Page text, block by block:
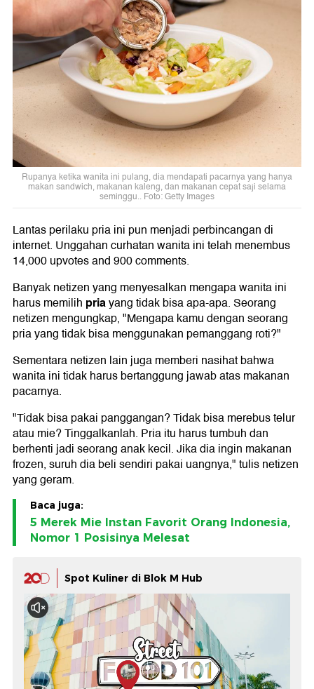
Rupanya ketika wanita ini pulang, dia mendapati pacarnya yang hanya
makan sandwich, makanan kaleng, dan makanan cepat saji selama
seminggu.. Foto: Getty Images
Lantas perilaku pria ini pun menjadi perbincangan di
internet. Unggahan curhatan wanita ini telah menembus
14,000 upvotes and 900 comments.
Banyak netizen yang menyesalkan mengapa wanita ini
harus memilih priayang tidak bisa apa-apa. Seorang
netizen mengungkap, "Mengapa kamu dengan seorang
pria yang tidak bisa menggunakan pemanggang roti?"
Sementara netizen lain juga memberi nasihat bahwa
wanita ini tidak harus bertanggung jawab atas makanan
pacarnya.
"Tidak bisa pakai panggangan? Tidak bisa merebus telur
atau mie? Tinggalkanlah. Pria itu harus tumbuh dan
berhenti jadi seorang anak kecil. Jika dia ingin makanan
frozen, suruh dia beli sendiri pakai uangnya," tulis netizen
yang geram.
Baca juga:
5 Merek Mie Instan Favorit Orang Indonesia,
Nomor 1 Posisinya Melesat
Spot Kuliner di Blok M Hub